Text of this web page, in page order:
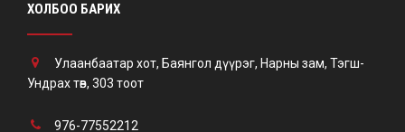
ХОЛБОО БАРИХ
Улаанбаатар хот, Баянгол дүүрэг, Нарны зам, Тэгш-
Ундрах төв, 303 тоот
976-77552212